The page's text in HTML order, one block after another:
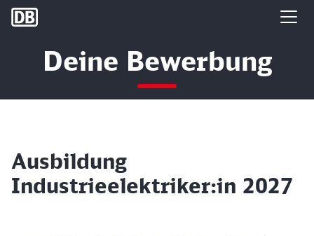
DB Group
Deine Bewerbung
Ausbildung
Industrieelektriker:in 2027